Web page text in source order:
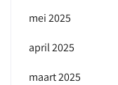
mei 2025
april 2025
maart 2025